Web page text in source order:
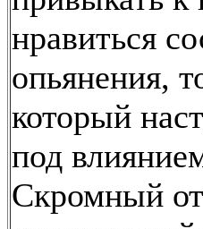
нравиться
опьянения,
который
под
Скромный